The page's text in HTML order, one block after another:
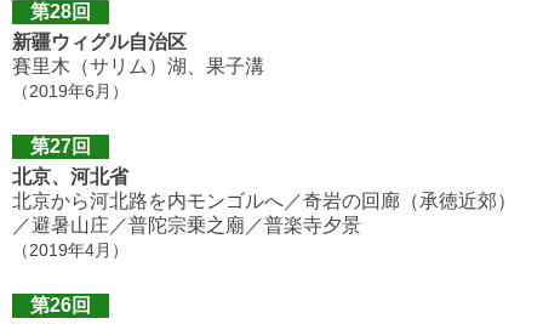
第28回
新疆ウィグル自治区
賽里木（サリム）湖、果子溝
（2019年6月）
第27回
北京、河北省
北京から河北路を内モンゴルへ／奇岩の回廊（承徳近郊）
／避暑山庄／普陀宗乗之廟／普楽寺夕景
（2019年4月）
第26回